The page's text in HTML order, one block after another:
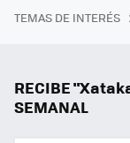
TEMAS DE INTERÉS
RECIBE
SEMANAL